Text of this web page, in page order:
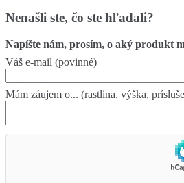
Nenašli ste, čo ste hľadali?
Napíšte nám, prosím, o aký produkt
Váš e-mail (povinné)
Mám záujem o... (rastlina, výška,